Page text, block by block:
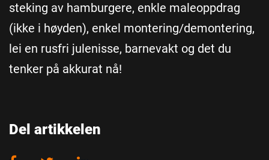
steking av hamburgere, enkle maleoppdrag
(ikke i høyden), enkel montering/demontering,
lei en rusfri julenisse, barnevakt og det du
tenker på akkurat nå!
Del artikkelen